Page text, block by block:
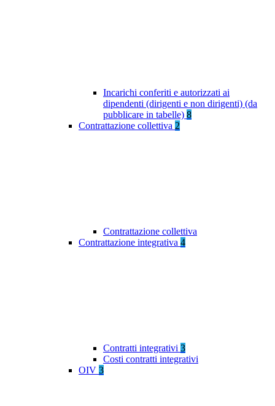
Incarichi conferiti e autorizzati ai
dipendenti (dirigenti e non dirigenti) (da
pubblicare in tabelle) 8
Contrattazione collettiva 2
Contrattazione collettiva
Contrattazione integrativa 4
Contratti integrativi 3
Costi contratti integrativi
OIV 3